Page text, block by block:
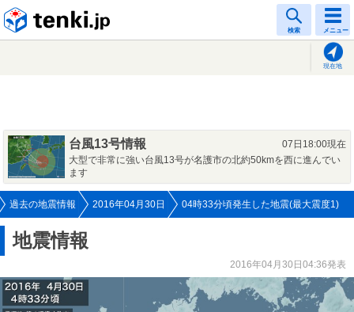
検索 メニュー
現在地
台風13号情報
07日18:00現在
大型で非常に強い台風13号が名護市の北約50kmを西に進んでい
ます
過去の地震情報 2016年04月30日 04時33分頃発生した地震(最大震度1)
地震情報
2016年04月30日04:36発表